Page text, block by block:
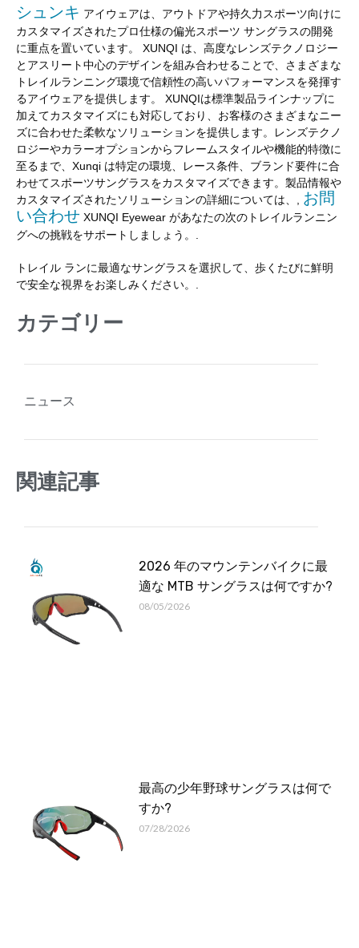
シュンキ アイウェアは、アウトドアや持久力スポーツ向けに
カスタマイズされたプロ仕様の偏光スポーツ サングラスの開発
に重点を置いています。 XUNQI は、高度なレンズテクノロジー
とアスリート中心のデザインを組み合わせることで、さまざまな
トレイルランニング環境で信頼性の高いパフォーマンスを発揮す
るアイウェアを提供します。 XUNQIは標準製品ラインナップに
加えてカスタマイズにも対応しており、お客様のさまざまなニー
ズに合わせた柔軟なソリューションを提供します。レンズテクノ
ロジーやカラーオプションからフレームスタイルや機能的特徴に
至るまで、Xunqi は特定の環境、レース条件、ブランド要件に合
わせてスポーツサングラスをカスタマイズできます。製品情報や
カスタマイズされたソリューションの詳細については、, お問
い合わせ XUNQI Eyewear があなたの次のトレイルランニン
グへの挑戦をサポートしましょう。.
トレイル ランに最適なサングラスを選択して、歩くたびに鮮明
で安全な視界をお楽しみください。.
カテゴリー
ニュース
関連記事
2026 年のマウンテンバイクに最
適な MTB サングラスは何ですか?
08/05/2026
最高の少年野球サングラスは何で
すか?
07/28/2026